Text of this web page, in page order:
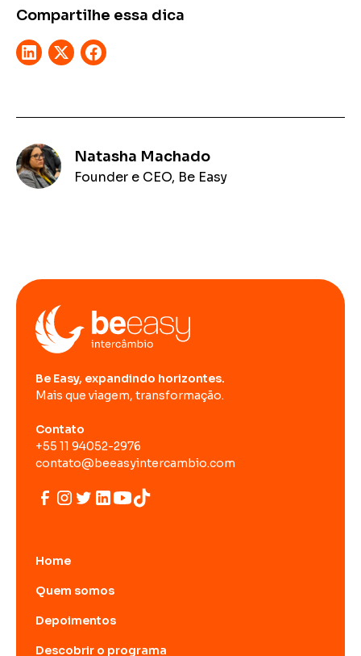
Compartilhe essa dica
Natasha Machado
Founder e CEO, Be Easy
Be Easy, expandindo horizontes.
Mais que viagem, transformação.
Contato
+55 11 94052-2976
contato@beeasyintercambio.com
Home
Quem somos
Depoimentos
Descobrir o programa